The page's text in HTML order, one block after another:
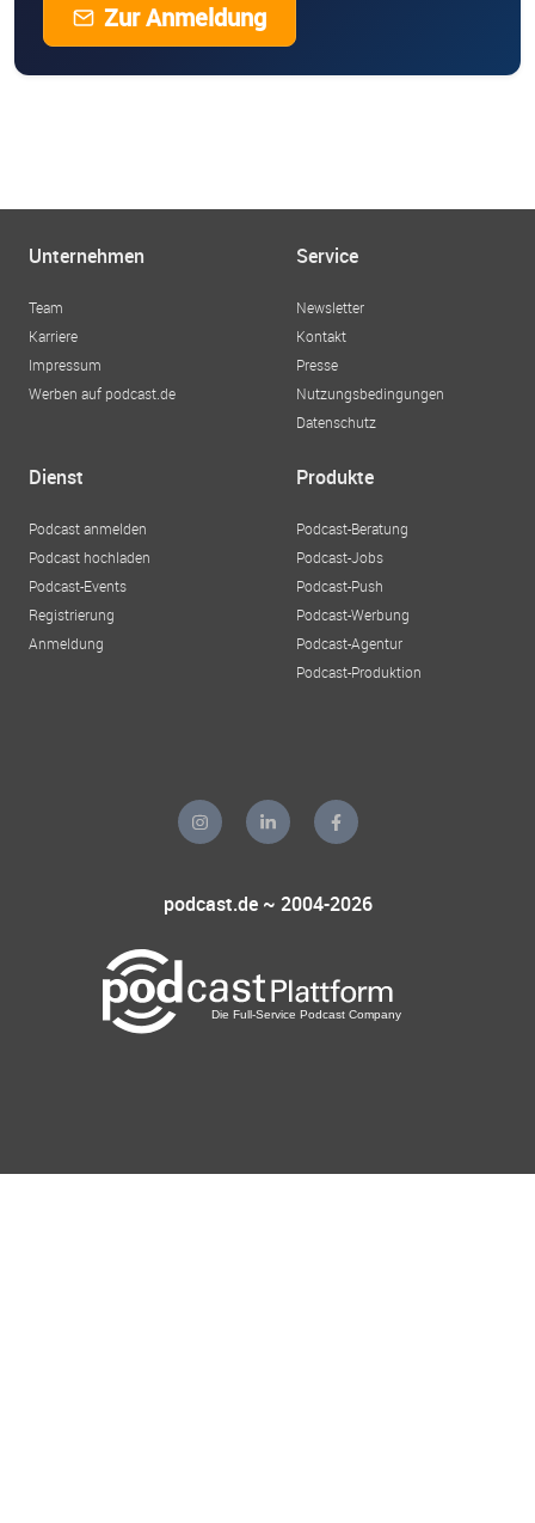
Zur Anmeldung
Unternehmen
Team
Karriere
Impressum
Werben auf podcast.de
Service
Newsletter
Kontakt
Presse
Nutzungsbedingungen
Datenschutz
Dienst
Podcast anmelden
Podcast hochladen
Podcast-Events
Registrierung
Anmeldung
Produkte
Podcast-Beratung
Podcast-Jobs
Podcast-Push
Podcast-Werbung
Podcast-Agentur
Podcast-Produktion
podcast.de ~ 2004-2026